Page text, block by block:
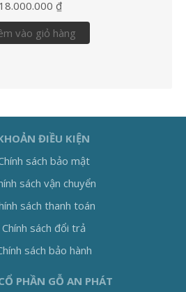
18.000.000 ₫
vào giỏ hàng
ĐIỀU KIỆN
sách bảo mật
sách vận chuyển
sách thanh toán
Chính sách đổi trả
sách bảo hành
PHẦN GỖ AN PHÁT